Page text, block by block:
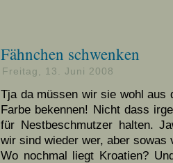
Fähnchen schwenken
Freitag, 13. Juni 2008
Tja da müssen wir sie wohl aus
Farbe bekennen! Nicht dass
für Nestbeschmutzer halten.
wir sind wieder wer, aber sowas
Wo nochmal liegt Kroatien?